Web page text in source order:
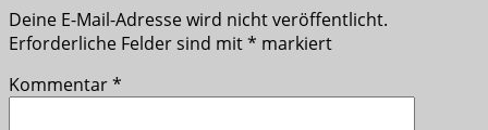
Deine E-Mail-Adresse wird nicht veröffentlicht.
Erforderliche Felder sind mit* markiert
Kommentar*